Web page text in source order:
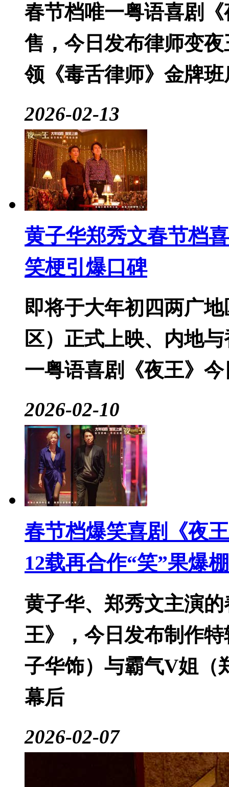
春节档唯一粤语喜剧
售，今日发布律师变
领《毒舌律师》金牌
2026-02-13
黄子华郑秀文春节档
笑梗引爆口碑
即将于大年初四两广
区）正式上映、内地
一粤语喜剧《夜王》
2026-02-10
春节档爆笑喜剧《夜
12载再合作“笑”果爆棚
黄子华、郑秀文主演
王》，今日发布制作
子华饰）与霸气V姐（
幕后
2026-02-07